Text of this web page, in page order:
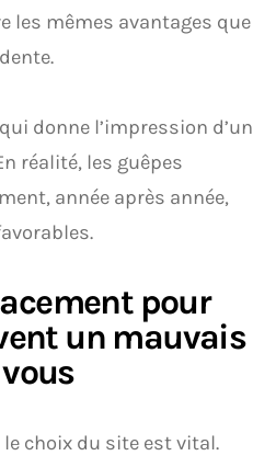
les mêmes avantages que
donne l’impression d’un
réalité, les guêpes
année après année,
pour
un mauvais
le choix du site est vital.